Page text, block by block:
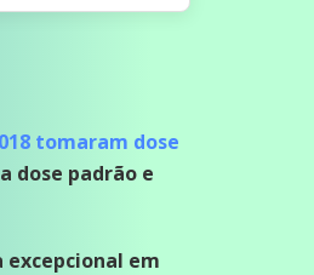
tomaram dose
dose padrão e
em